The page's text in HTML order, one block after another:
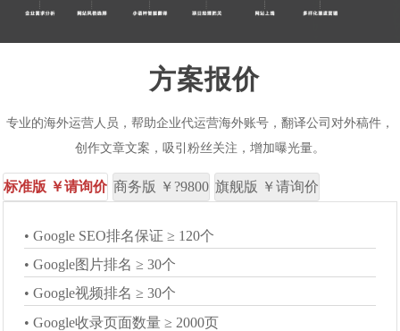
方案报价
专业的海外运营人员，帮助企业代运营海外账号，翻译公司对外稿件，
创作文章文案，吸引粉丝关注，增加曝光量。
标准版 ￥请询价 商务版 ￥?9800 旗舰版 ￥请询价
• Google SEO排名保证 ≥ 120个
• Google图片排名 ≥ 30个
• Google视频排名 ≥ 30个
• Google收录页面数量 ≥ 2000页
• Google SEO排名保证 ≥ 180个
• Google图片排名 ≥ 50个
• Google视频排名 ≥ 50个
• Google收录页面数量 ≥ 3000页
• Google SEO排名保证 ≥ 240个
• Google图片排名 ≥ 100个
• Google视频排名 ≥ 100个
• Google收录页面数量 ≥ 4000页